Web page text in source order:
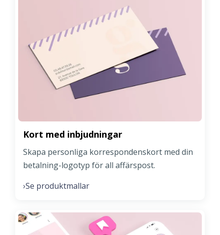
Kort med inbjudningar
Skapa personliga korrespondenskort med din
betalning-logotyp för all affärspost.
›Se produktmallar